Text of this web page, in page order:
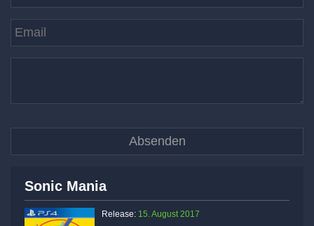
Sonic Mania
Release: 15. August 2017